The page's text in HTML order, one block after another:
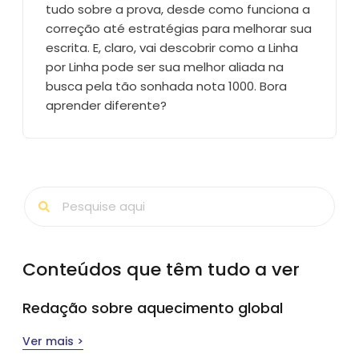
tudo sobre a prova, desde como funciona a
correção até estratégias para melhorar sua
escrita. E, claro, vai descobrir como a Linha
por Linha pode ser sua melhor aliada na
busca pela tão sonhada nota 1000. Bora
aprender diferente?
Conteúdos que têm tudo a ver
Redação sobre aquecimento global
Ver mais >